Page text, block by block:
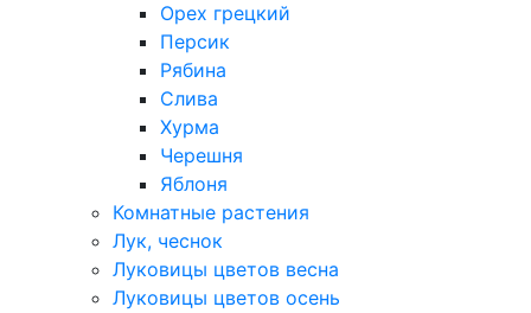
Орех грецкий
Персик
Рябина
Слива
Хурма
Черешня
Яблоня
Комнатные растения
Лук, чеснок
Луковицы цветов весна
Луковицы цветов осень